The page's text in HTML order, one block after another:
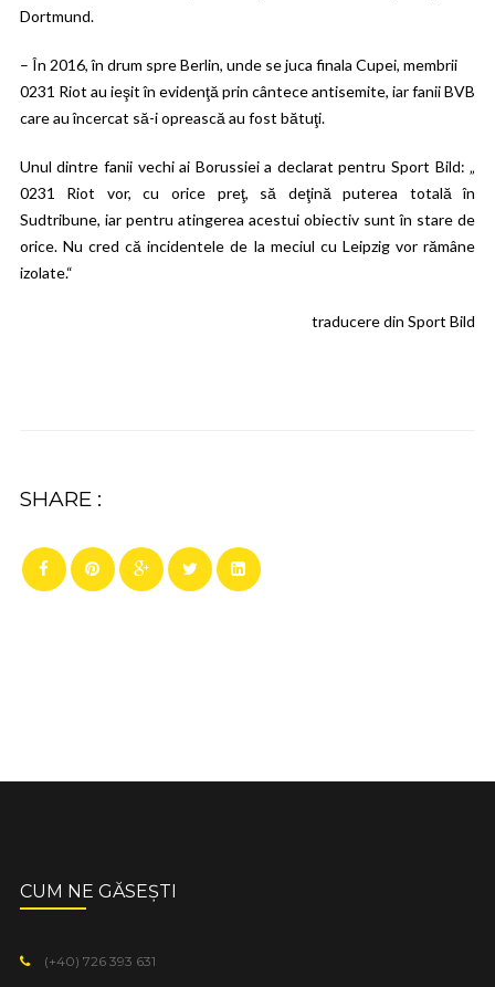
Dortmund.
– În 2016, în drum spre Berlin, unde se juca finala Cupei, membrii
0231 Riot au ieşit în evidenţă prin cântece antisemite, iar fanii BVB
care au încercat să-i oprească au fost bătuţi.
Unul dintre fanii vechi ai Borussiei a declarat pentru Sport Bild: „
0231 Riot vor, cu orice preţ, să deţină puterea totală în
Sudtribune, iar pentru atingerea acestui obiectiv sunt în stare de
orice. Nu cred că incidentele de la meciul cu Leipzig vor rămâne
izolate.“
traducere din Sport Bild
SHARE :
CUM NE GĂSEȘTI
(+40) 726 393 631